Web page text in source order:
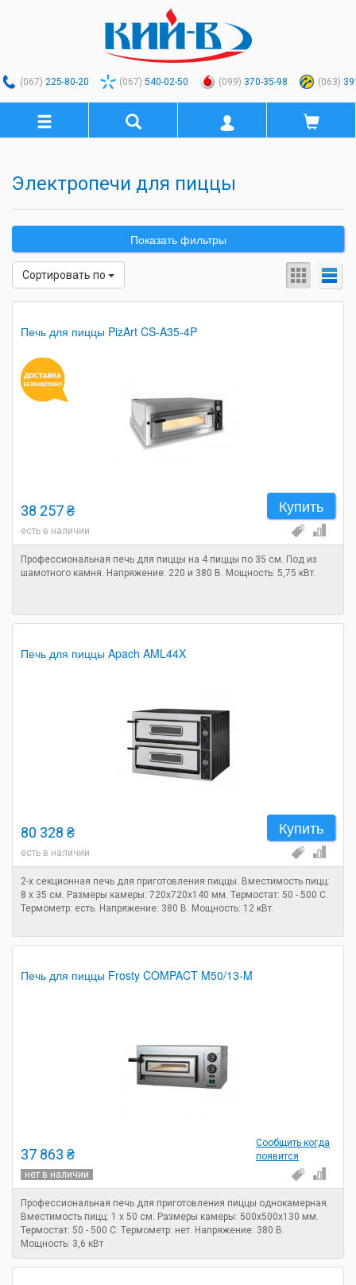
(067) 225-80-20 (067) 540-02-50 (099) 370-35-98 (063)
Показать фильтры
Сортировать по
Печь для пиццы PizArt CS-A35-4P
Купить
38 257 ₴
есть в наличии
Профессиональная печь для пиццы на 4 пиццы по 35 см. Под из
шамотного камня. Напряжение: 220 и 380 В. Мощность: 5,75 кВт.
Печь для пиццы Apach AML44X
Купить
80 328 ₴
есть в наличии
2-х секционная печь для приготовления пиццы. Вместимость пицц:
8 х 35 см. Размеры камеры: 720х720х140 мм. Термостат: 50 - 500 С.
Термометр: есть. Напряжение: 380 В. Мощность: 12 кВт.
Печь для пиццы Frosty COMPACT M50/13-M
Сообщить когда
появится
37 863 ₴
нет в наличии
Профессиональная печь для приготовления пиццы однокамерная.
Вместимость пицц: 1 х 50 см. Размеры камеры: 500х500х130 мм.
Термостат: 50 - 500 С. Термометр: нет. Напряжение: 380 В.
Мощность: 3,6 кВт
Электропечи для пиццы